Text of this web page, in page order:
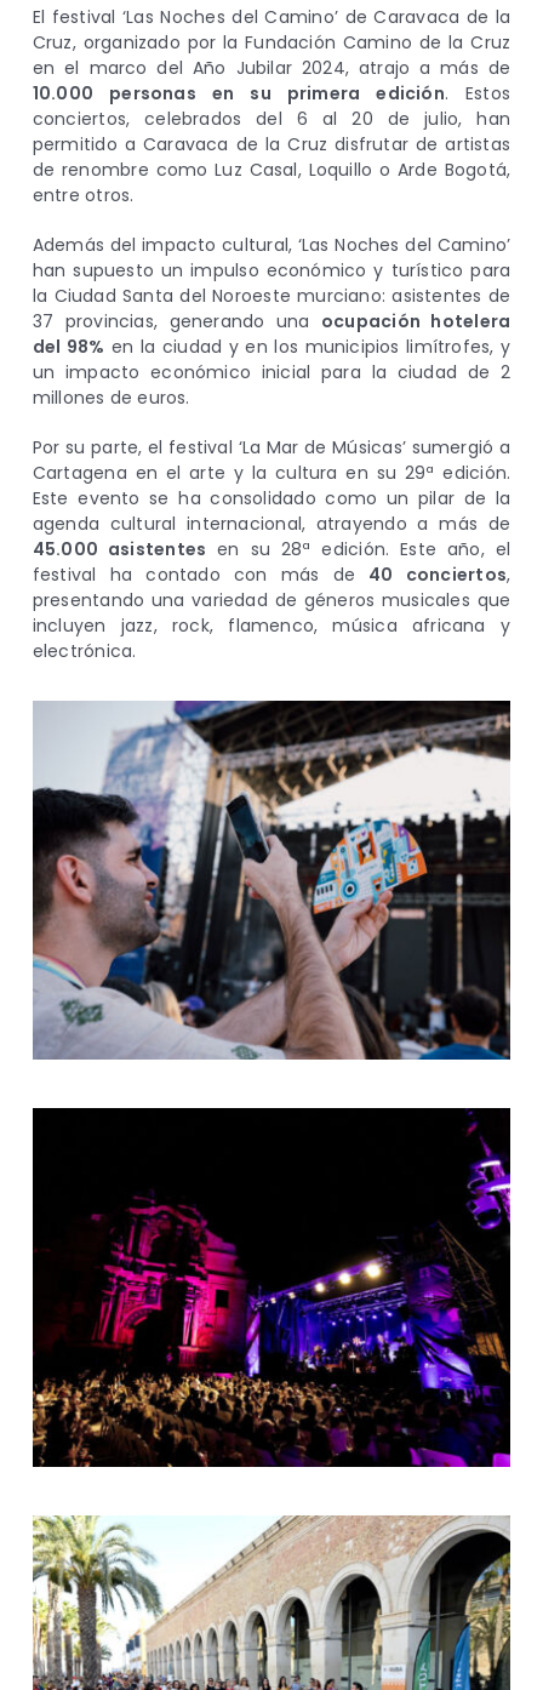
El festival ‘Las Noches del Camino’ de Caravaca de la
Cruz, organizado por la Fundación Camino de la Cruz
en el marco del Año Jubilar 2024, atrajo a más de
10.000 personas en su primera edición. Estos
conciertos, celebrados del 6 al 20 de julio, han
permitido a Caravaca de la Cruz disfrutar de artistas
de renombre como Luz Casal, Loquillo o Arde Bogotá,
entre otros.
Además del impacto cultural, ‘Las Noches del Camino’
han supuesto un impulso económico y turístico para
la Ciudad Santa del Noroeste murciano: asistentes de
37 provincias, generando una ocupación hotelera
del 98% en la ciudad y en los municipios limítrofes, y
un impacto económico inicial para la ciudad de 2
millones de euros.
Por su parte, el festival ‘La Mar de Músicas’ sumergió a
Cartagena en el arte y la cultura en su 29ª edición.
Este evento se ha consolidado como un pilar de la
agenda cultural internacional, atrayendo a más de
45.000 asistentes en su 28ª edición. Este año, el
festival ha contado con más de 40 conciertos,
presentando una variedad de géneros musicales que
incluyen jazz, rock, flamenco, música africana y
electrónica.